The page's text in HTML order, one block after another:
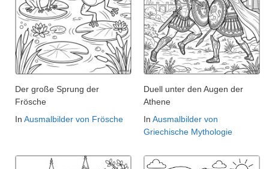
Der große Sprung der
Frösche
In Ausmalbilder von Frösche
Duell unter den Augen der
Athene
In Ausmalbilder von
Griechische Mythologie